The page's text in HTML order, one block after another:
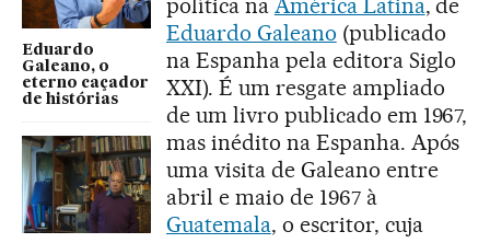
Eduardo
Galeano, o
eterno caçador
de histórias
política na América Latina, de
Eduardo Galeano (publicado
na Espanha pela editora Siglo
XXI). É um resgate ampliado
de um livro publicado em 1967,
mas inédito na Espanha. Após
uma visita de Galeano entre
abril e maio de 1967 à
Guatemala, o escritor, cuja